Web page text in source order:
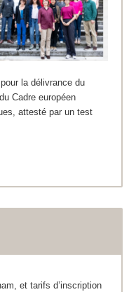
la délivrance du
Cadre européen
attesté par un test
et tarifs d’inscription